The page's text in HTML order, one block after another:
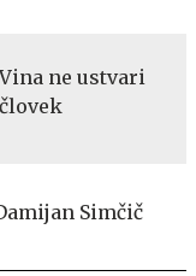
ne ustvari